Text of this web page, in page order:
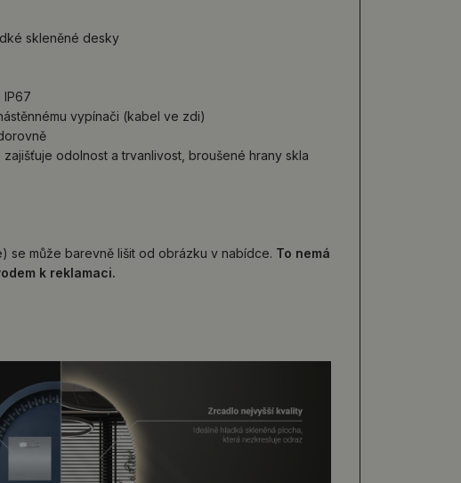
skleněné desky
IP67
vypínači (kabel ve zdi)
odolnost a trvanlivost, broušené hrany skla
se může barevně lišit od obrázku v nabídce. To nemá
k reklamaci.